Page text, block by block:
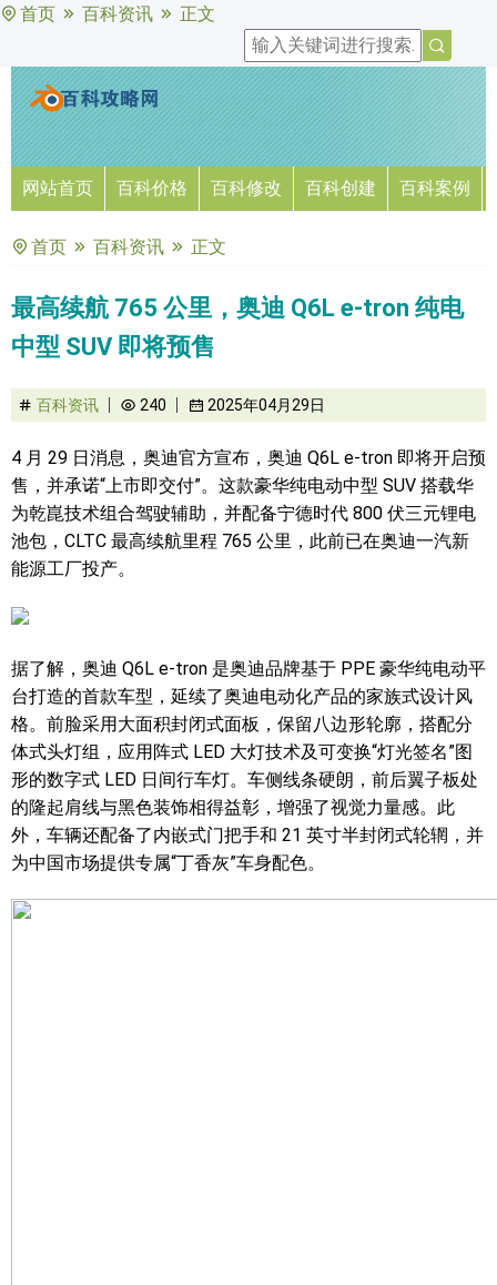
首页 百科资讯 正文
网站首页 百科价格 百科修改 百科创建 百科案例
首页 百科资讯 正文
最高续航 765 公里，奥迪 Q6L e-tron 纯电
中型 SUV 即将预售
百科资讯 240 2025年04月29日
4 月 29 日消息，奥迪官方宣布，奥迪 Q6L e-tron 即将开启预
售，并承诺“上市即交付”。这款豪华纯电动中型 SUV 搭载华
为乾崑技术组合驾驶辅助，并配备宁德时代 800 伏三元锂电
池包，CLTC 最高续航里程 765 公里，此前已在奥迪一汽新
能源工厂投产。
据了解，奥迪 Q6L e-tron 是奥迪品牌基于 PPE 豪华纯电动平
台打造的首款车型，延续了奥迪电动化产品的家族式设计风
格。前脸采用大面积封闭式面板，保留八边形轮廓，搭配分
体式头灯组，应用阵式 LED 大灯技术及可变换“灯光签名”图
形的数字式 LED 日间行车灯。车侧线条硬朗，前后翼子板处
的隆起肩线与黑色装饰相得益彰，增强了视觉力量感。此
外，车辆还配备了内嵌式门把手和 21 英寸半封闭式轮辋，并
为中国市场提供专属“丁香灰”车身配色。